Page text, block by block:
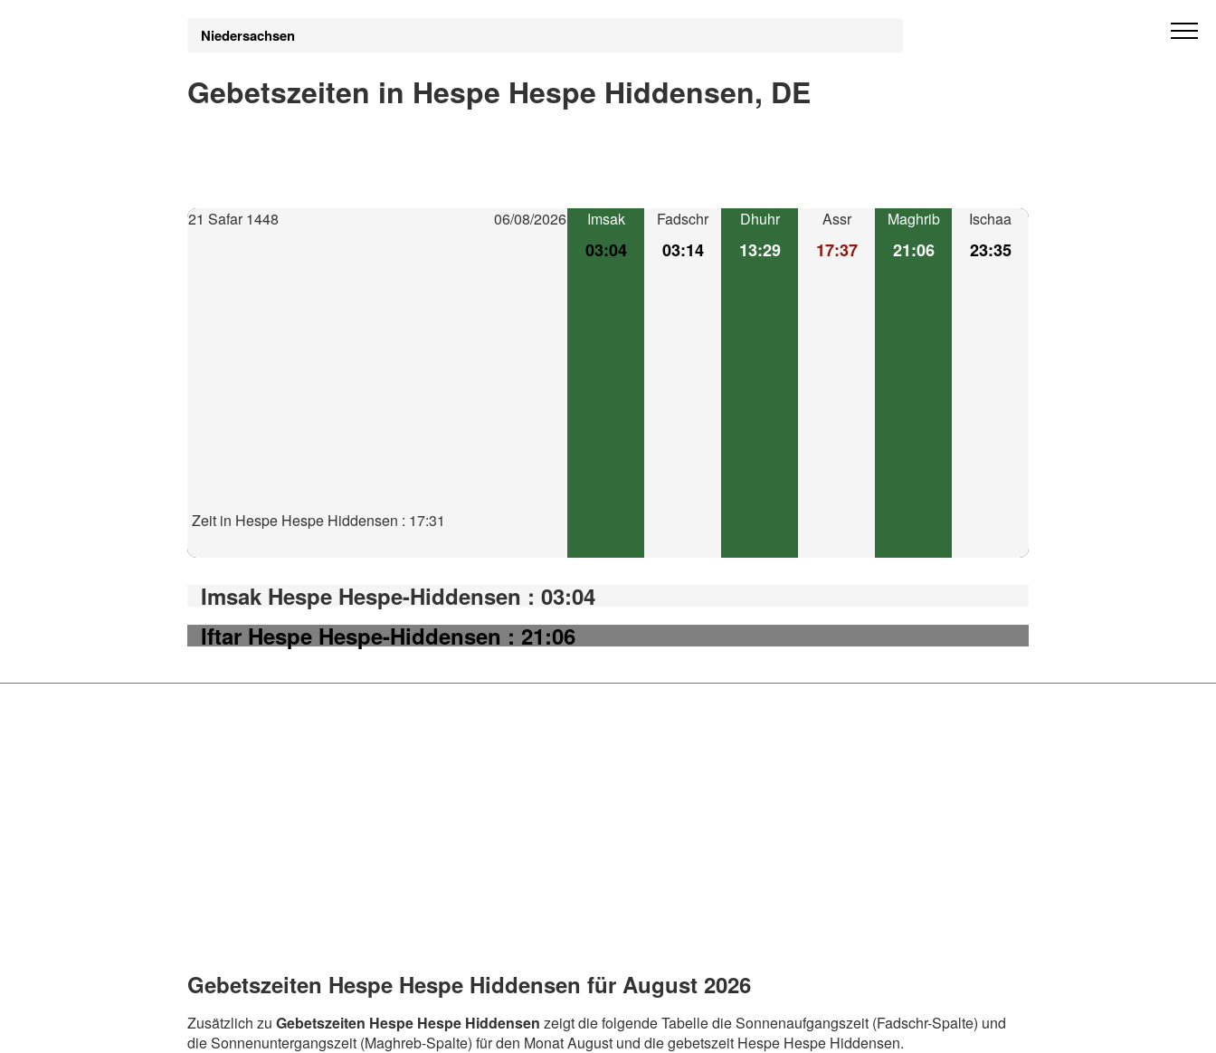
Niedersachsen
Gebetszeiten in Hespe Hespe Hiddensen, DE
21 Safar 1448 06/08/2026
Zeit in Hespe Hespe Hiddensen : 17:31
Imsak
03:04
Fadschr
03:14
Dhuhr
13:29
Assr
17:37
Maghrib
21:06
Ischaa
23:35
Imsak Hespe Hespe-Hiddensen : 03:04
Iftar Hespe Hespe-Hiddensen : 21:06
Gebetszeiten Hespe Hespe Hiddensen für August 2026
Zusätzlich zu Gebetszeiten Hespe Hespe Hiddensen zeigt die folgende Tabelle die Sonnenaufgangszeit (Fadschr-Spalte) und
die Sonnenuntergangszeit (Maghreb-Spalte) für den Monat August und die gebetszeit Hespe Hespe Hiddensen.